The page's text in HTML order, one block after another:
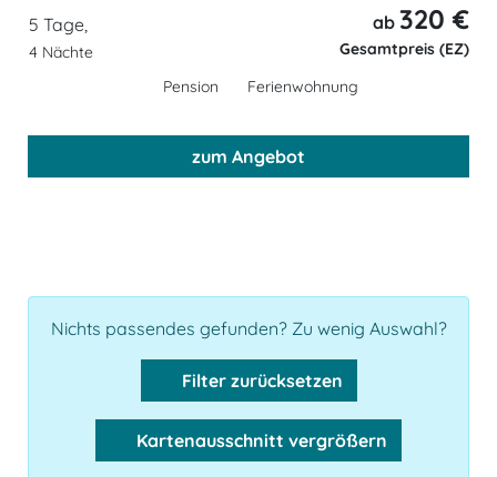
5 Tage,
4 Nächte
ab 320 €
Gesamtpreis (EZ)
Pension
Ferienwohnung
zum Angebot
Nichts passendes gefunden? Zu wenig Auswahl?
Filter zurücksetzen
Kartenausschnitt vergrößern